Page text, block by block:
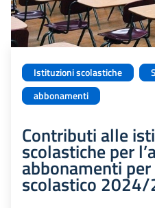
Istituzioni scolastiche
abbonamenti
Contributi alle
scolastiche per
abbonamenti per
scolastico